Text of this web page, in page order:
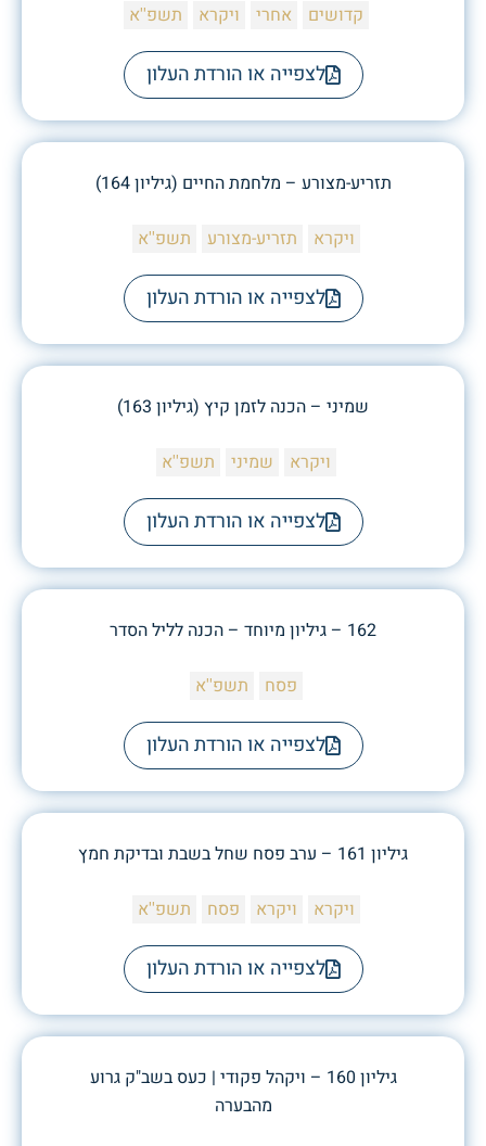
קדושים אחרי ויקרא תשפ''א
לצפייה או הורדת העלון
תזריע-מצורע – מלחמת החיים (גיליון 164)
ויקרא תזריע-מצורע תשפ''א
לצפייה או הורדת העלון
שמיני – הכנה לזמן קיץ (גיליון 163)
ויקרא שמיני תשפ''א
לצפייה או הורדת העלון
162 – גיליון מיוחד – הכנה לליל הסדר
פסח תשפ''א
לצפייה או הורדת העלון
גיליון 161 – ערב פסח שחל בשבת ובדיקת חמץ
ויקרא ויקרא פסח תשפ''א
לצפייה או הורדת העלון
גיליון 160 – ויקהל פקודי | כעס בשב"ק גרוע
מהבערה